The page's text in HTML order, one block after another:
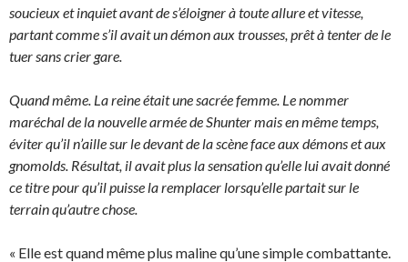
soucieux et inquiet avant de s’éloigner à toute allure et vitesse,
partant comme s’il avait un démon aux trousses, prêt à tenter de le
tuer sans crier gare.
Quand même. La reine était une sacrée femme. Le nommer
maréchal de la nouvelle armée de Shunter mais en même temps,
éviter qu’il n’aille sur le devant de la scène face aux démons et aux
gnomolds. Résultat, il avait plus la sensation qu’elle lui avait donné
ce titre pour qu’il puisse la remplacer lorsqu’elle partait sur le
terrain qu’autre chose.
« Elle est quand même plus maline qu’une simple combattante.